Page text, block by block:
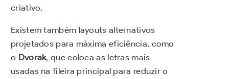
criativo.
Existem também layouts alternativos
projetados para máxima eficiência, como
o Dvorak, que coloca as letras mais
usadas na fileira principal para reduzir o